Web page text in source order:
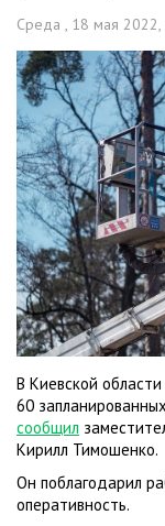
Среда , 18 мая 2022,
В Киевской
60
сообщил
Кирилл Тимошенко.
Он поблагодарил
оперативность.